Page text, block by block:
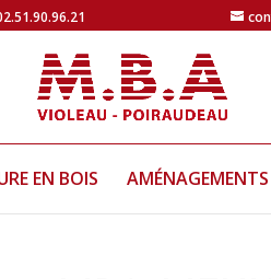
EN BOIS AMÉNAGEMENTS